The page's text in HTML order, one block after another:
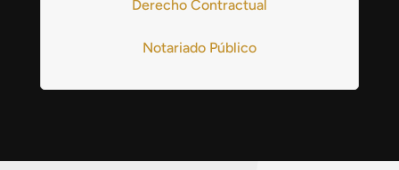
Derecho Contractual
Notariado Público